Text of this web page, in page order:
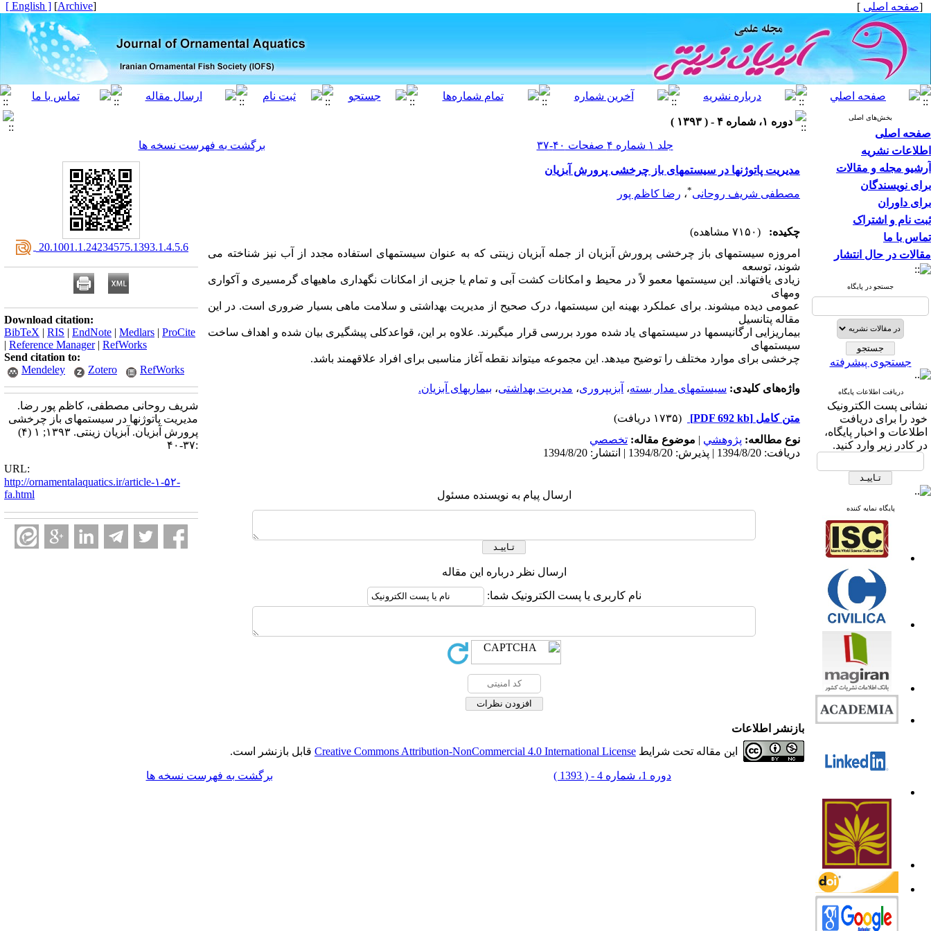
[صفحه اصلی ]
[
Archive
]
[ English ]
بخش‌های اصلی
صفحه اصلی
اطلاعات نشریه
آرشیو مجله و مقالات
برای نویسندگان
برای داوران
ثبت نام و اشتراک
تماس با ما
مقالات در حال انتشار
جستجو در پایگاه
جستجوی پیشرفته
دریافت اطلاعات پایگاه
نشانی پست الکترونیک
خود را برای دریافت
اطلاعات و اخبار پایگاه،
در کادر زیر وارد کنید.
پایگاه نمایه کننده
دوره ۱، شماره ۴ - ( ۱۳۹۳ )
جلد ۱ شماره ۴ صفحات ۴۰-۳۷
برگشت به فهرست نسخه ها
مدیریت پاتوژنها در سیستمهای باز چرخشی پرورش آبزیان
مصطفی شریف روحانی*، رضا کاظم پور
چکیده:
(۷۱۵۰ مشاهده)
امروزه سیستمهای باز چرخشی پرورش آبزیان از جمله آبزیان زینتی که به عنوان سیستمهای استفاده مجدد از آب نیز شناخته می
شوند، توسعه
زیادی یافتهاند. این سیستمها معمو لاً در محیط و امکانات کشت آبی و تمام یا جزیی از امکانات نگهداری ماهیهای گرمسیری و آکواری
ومهای
عمومی دیده میشوند. برای عملکرد بهینه این سیستمها، درک صحیح از مدیریت بهداشتی و سلامت ماهی بسیار ضروری است. در این
مقاله پتانسیل
بیماریزایی ارگانیسمها در سیستمهای یاد شده مورد بررسی قرار میگیرند. علاوه بر این، قواعدکلی پیشگیری بیان شده و اهداف ساخت
سیستمهای
چرخشی برای موارد مختلف را توضیح میدهد. این مجموعه میتواند نقطه آغاز مناسبی برای افراد علاقهمند باشد.
واژه‌های کلیدی: سیستمهای مدار بسته، آبزیپروری، مدیریت بهداشتی، بیماریهای آبزیان.
متن کامل [PDF 692 kb]
(۱۷۳۵ دریافت)
نوع مطالعه: پژوهشي | موضوع مقاله: تخصصي
دریافت: 1394/8/20 | پذیرش: 1394/8/20 | انتشار: 1394/8/20
ارسال پیام به نویسنده مسئول
ارسال نظر درباره این مقاله
نام کاربری یا پست الکترونیک شما:
‎ 20.1001.1.24234575.1393.1.4.5.6
Download citation:
BibTeX | RIS | EndNote | Medlars | ProCite
| Reference Manager| RefWorks
Send citation to:
Mendeley
Zotero RefWorks
شریف روحانی مصطفی، کاظم پور رضا.
مدیریت پاتوژنها در سیستمهای باز چرخشی
پرورش آبزیان. آبزیان زینتی. ۱۳۹۳; ۱ (۴)
:۳۷-۴۰
URL:
http://ornamentalaquatics.ir/article-۱-۵۲-
fa.html
بازنشر اطلاعات
این مقاله تحت شرایط Creative Commons Attribution-NonCommercial 4.0 International License قابل بازنشر است.
دوره 1، شماره 4 - ( 1393 ) برگشت به فهرست نسخه ها